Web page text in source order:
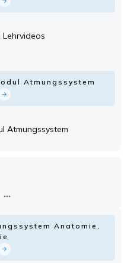
Atmungssystem
Atmungssystem
Anatomie,